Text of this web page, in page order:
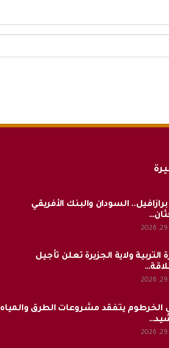
السودان والبنك الأفريقي
التربية ولاية الجزيرة تعلن تأجيل
الخرطوم يتفقد مشروعات الطرق والمياه